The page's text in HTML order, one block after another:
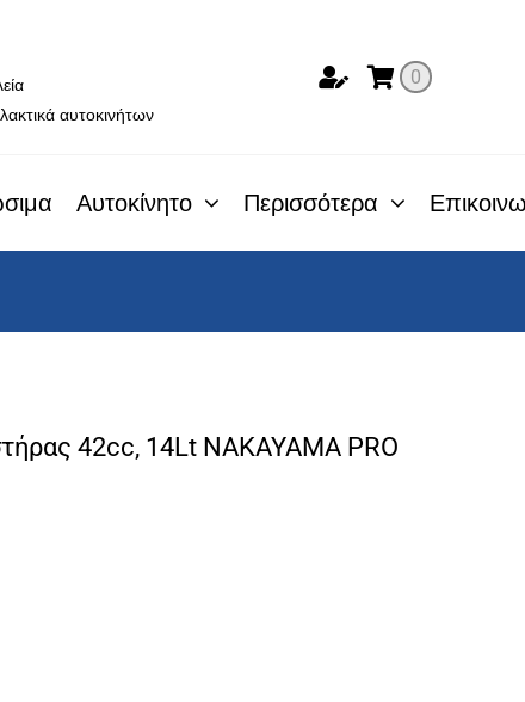
αυτοκινήτων
0
Αυτοκίνητο Περισσότερα
42cc, 14Lt NAKAYAMA PRO